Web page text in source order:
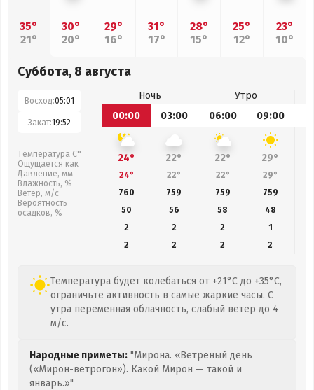
35°
21°
30°
20°
29°
16°
31°
17°
28°
15°
25°
12°
23°
10°
Суббота, 8 августа
Восход:05:01
Закат:19:52
Температура С°
Ощущается как
Давление, мм
Влажность, %
Ветер, м/с
Вероятность
осадков, %
Ночь
Утро
00:00
03:00 06:00 09:00
24° 22° 22° 29°
24° 22° 22° 29°
760
759 759 759
50
56 58 48
2
2 2
1
2
2 2 2
Температура будет колебаться от +21°C до +35°C,
ограничьте активность в самые жаркие часы. С
утра переменная облачность, слабый ветер до 4
м/с.
Народные приметы: "Мирона. «Ветреный день
(«Мирон-ветрогон»). Какой Мирон — такой и
январь.»"